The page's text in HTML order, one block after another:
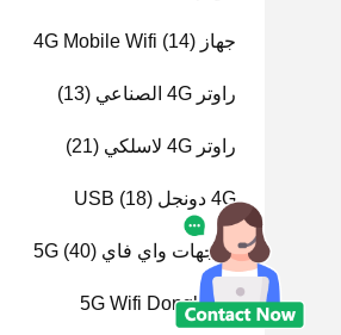
جهاز 4G Mobile Wifi (14)
راوتر 4G الصناعي (13)
راوتر 4G لاسلكي (21)
4G دونجل USB (18)
موجهات واي فاي 5G (40)
5G Wifi Dongle(1)